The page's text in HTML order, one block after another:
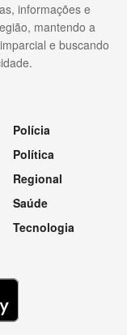
informações e
mantendo a
e buscando
Polícia
Política
Regional
Saúde
Tecnologia